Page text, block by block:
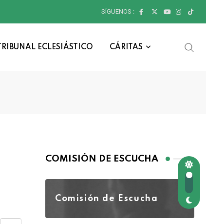
SÍGUENOS :
TRIBUNAL ECLESIÁSTICO CÁRITAS
COMISIÓN DE ESCUCHA
Comisión de Escucha